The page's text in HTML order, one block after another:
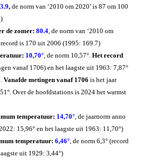
, de norm van ‘2010 om 2020’ is 87 om 100
de zomer: 80.4, de norm van ‘2010 om
is 170 uit 2006 (1995: 169.7)
10,70°, de norm 10,57°. Het record
vanaf 1706) en het laagste uit 1963: 7,87°
Vanafde metingen vanaf 1706 is het jaar
Over de hoofdstations is 2024 het warmst
temperatuur: 14,70°, de jaarnorm anno
15,96° en het laagste uit 1963: 11,70°)
temperatuur: 6,46°, de norm 6,3° (record
uit 1929: 3,44°)